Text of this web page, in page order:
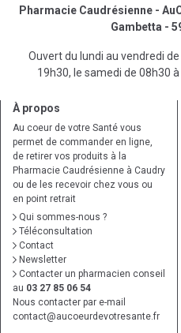
Pharmacie Caudrésienne -
Gambetta -
Ouvert du lundi au vendredi
19h30, le samedi de 08h30
À propos
Au coeur de votre Santé vous
permet de commander en ligne,
de retirer vos produits à la
Pharmacie Caudrésienne à Caudry
ou de les recevoir chez vous ou
en point retrait
Qui sommes-nous ?
Téléconsultation
Contact
Newsletter
Contacter un pharmacien conseil
au 03 27 85 06 54
Nous contacter par e-mail
contact@aucoeurdevotresante.fr